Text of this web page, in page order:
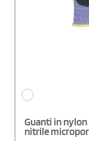
Guanti in
nitrile